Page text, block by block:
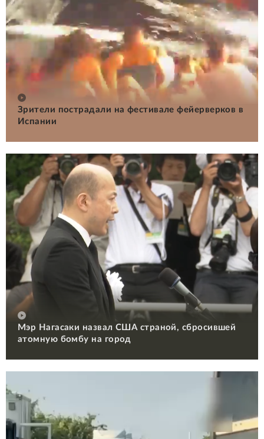
Зрители пострадали на фестивале фейерверков в
Испании
Мэр Нагасаки назвал США страной, сбросившей
атомную бомбу на город